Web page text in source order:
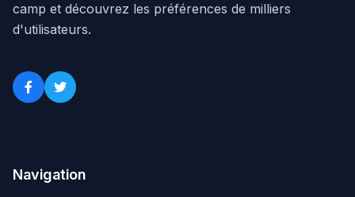
camp et découvrez les préférences de milliers
d'utilisateurs.
Navigation